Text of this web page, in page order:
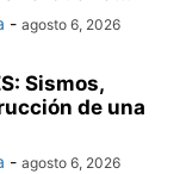
- agosto 6, 2026
Sismos,
de una
- agosto 6, 2026